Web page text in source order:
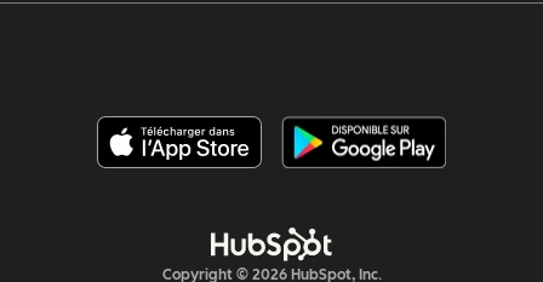
Copyright © 2026 HubSpot, Inc.